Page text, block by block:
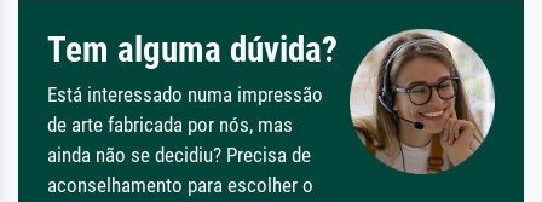
Tem alguma dúvida?
Está interessado numa impressão
de arte fabricada por nós, mas
ainda não se decidiu? Precisa de
aconselhamento para escolher o